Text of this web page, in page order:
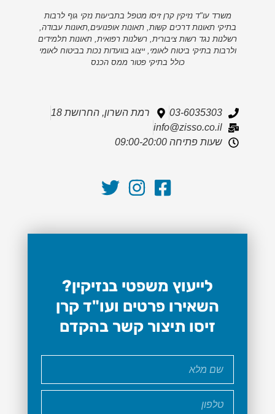
משרד עו"ד נזיקין קרן זיסו מטפל בתביעות נזקי גוף לרבות
בתיקי תאונות דרכים קשות, תאונות אופנועים,תאונות עבודה,
רשלנות נגד רשות ציבורית, רשלנות רפואית, תאונות תלמידים
ולרבות בתיקי ביטוח לאומי, ייצוג בוועדות נכות בביטוח לאומי
כולל בתיקי פטור ממס הכנס
03-6035303
רמת השרון, החרושת 18
info@zisso.co.il
שעות פתיחה 09:00-20:00
לייעוץ משפטי בנזיקין?
השאירו פרטים ועו"ד קרן
זיסו תיצור קשר בהקדם